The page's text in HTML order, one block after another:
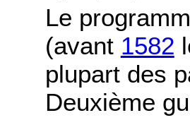
Le
(avant 1582
plupart des
Deuxième